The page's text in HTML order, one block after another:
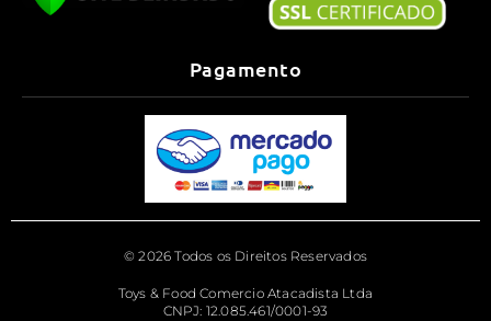
Pagamento
© 2026 Todos os Direitos Reservados
Toys & Food Comercio Atacadista Ltda
CNPJ: 12.085.461/0001-93